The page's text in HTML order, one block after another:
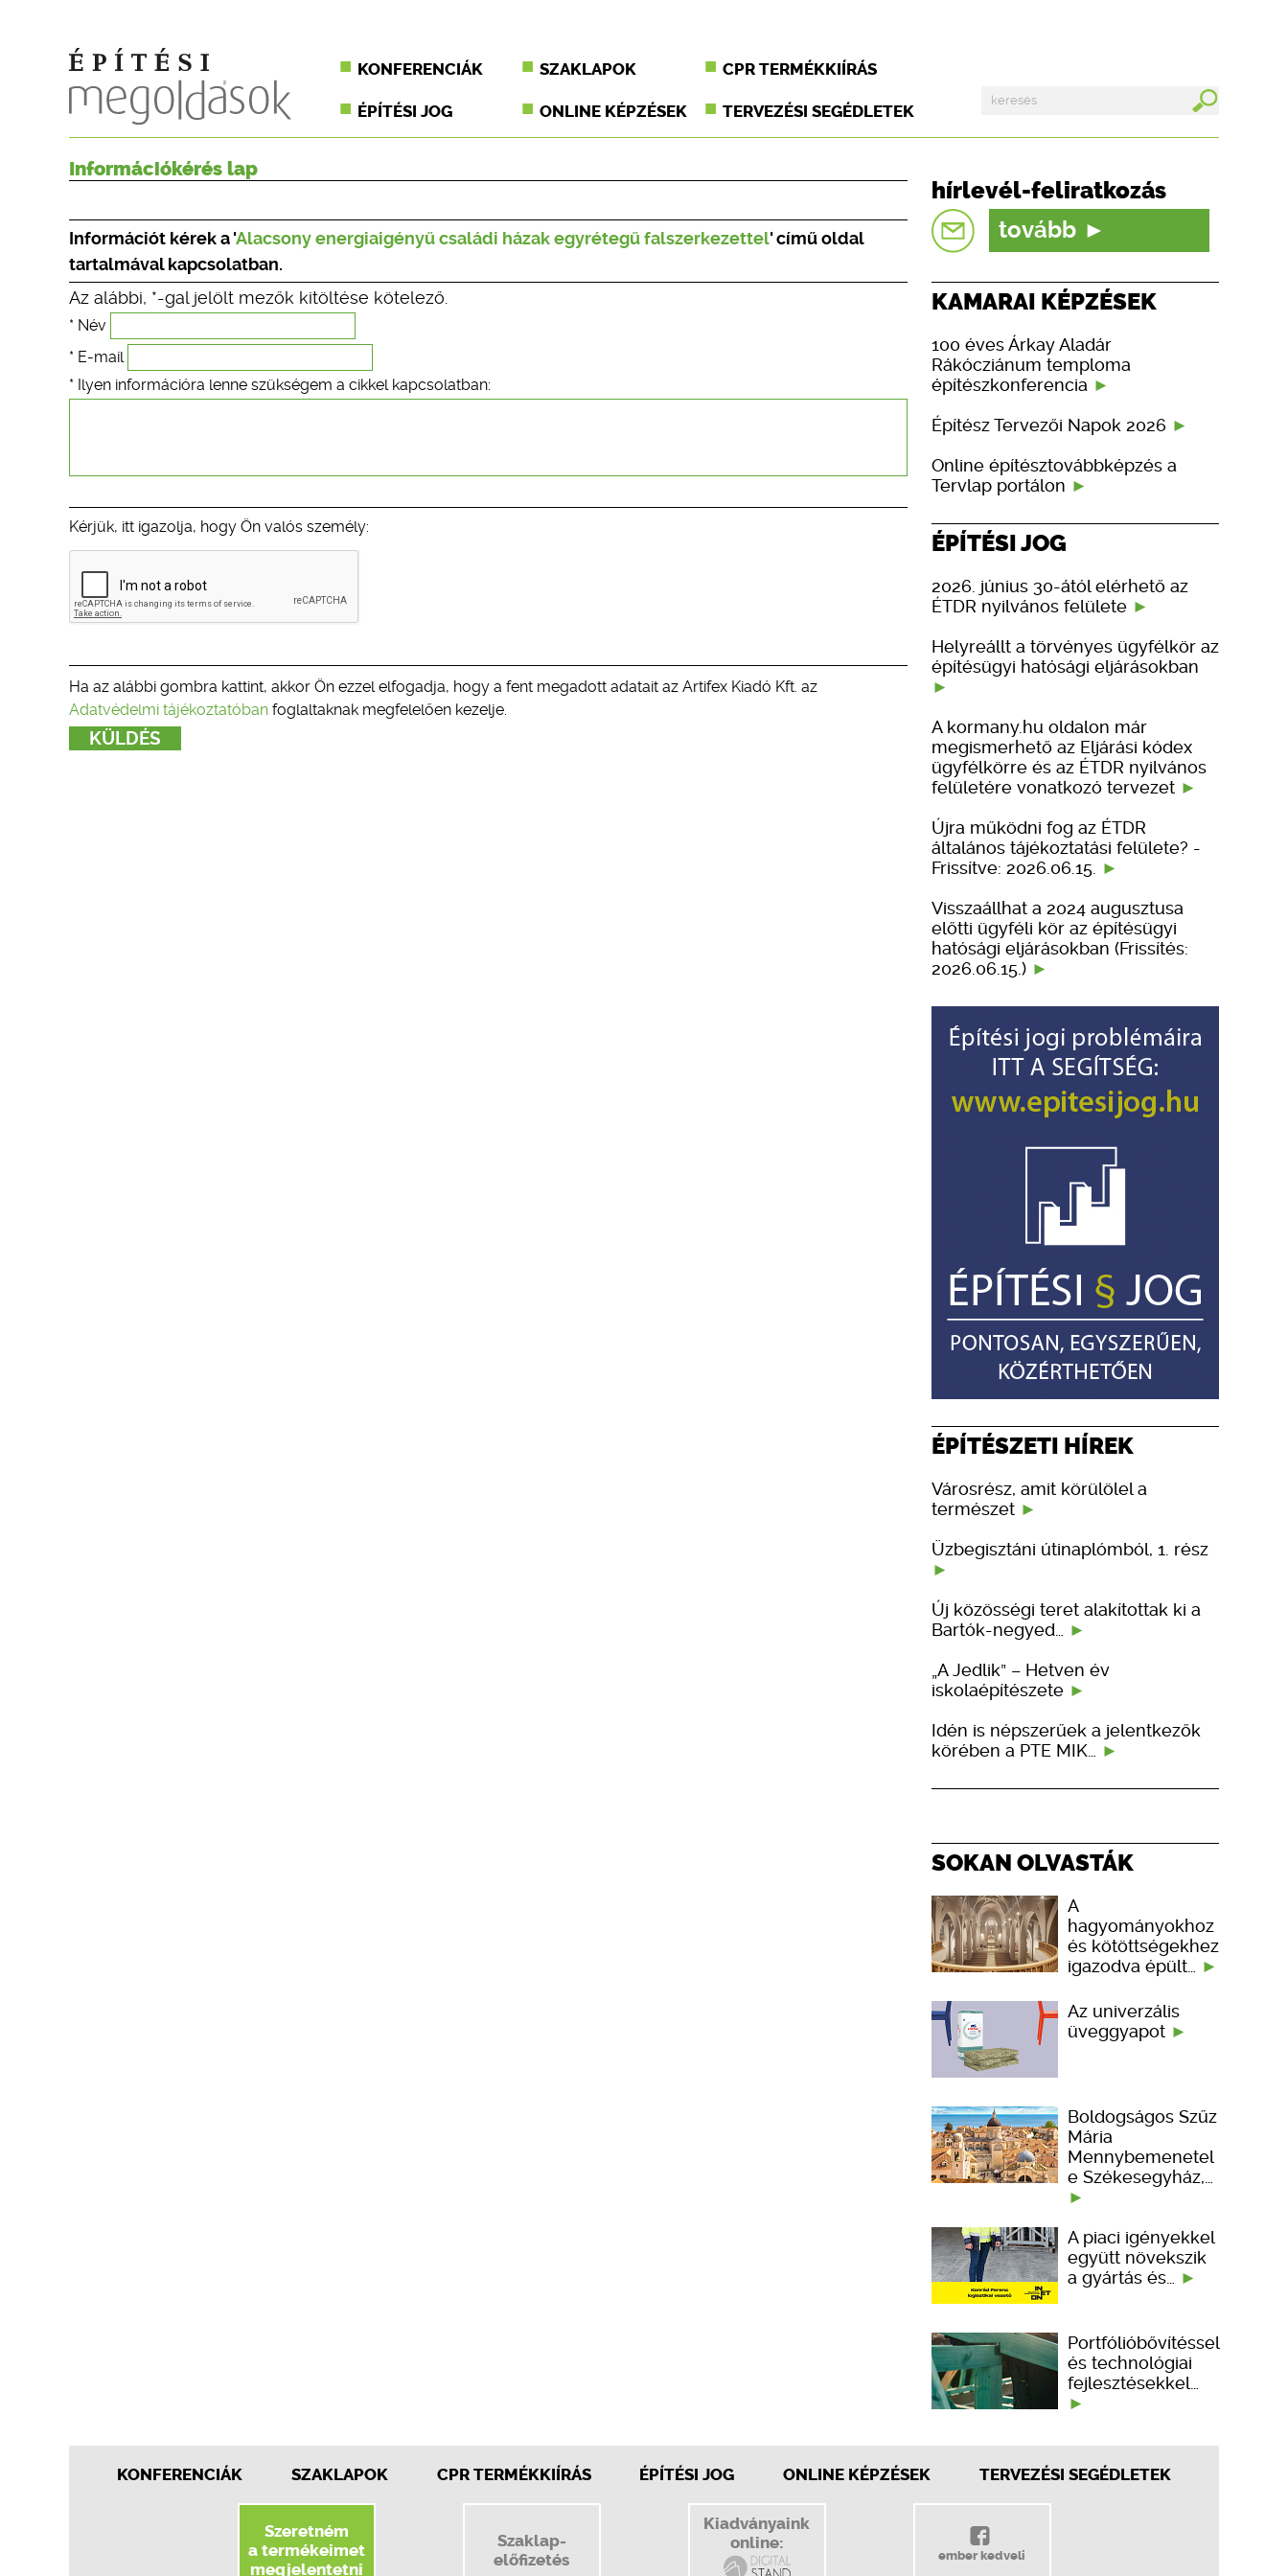
KONFERENCIÁK SZAKLAPOK CPR TERMÉKKIÍRÁS
ÉPÍTÉSI JOG ONLINE KÉPZÉSEK TERVEZÉSI SEGÉDLETEK
Információkérés lap
Információt kérek a 'Alacsony energiaigényű családi házak egyrétegű falszerkezettel' című oldal
tartalmával kapcsolatban.
Az alábbi, *-gal jelölt mezők kitöltése kötelező.
* Név
* E-mail
* Ilyen információra lenne szükségem a cikkel kapcsolatban:
Kérjük, itt igazolja, hogy Ön valós személy:
Ha az alábbi gombra kattint, akkor Ön ezzel elfogadja, hogy a fent megadott adatait az Artifex Kiadó Kft. az
Adatvédelmi tájékoztatóban foglaltaknak megfelelően kezelje.
hírlevél-feliratkozás
tovább
KAMARAI KÉPZÉSEK
100 éves Árkay Aladár
Rákócziánum temploma
építészkonferencia
Építész Tervezői Napok 2026
Online építésztovábbképzés a
Tervlap portálon
ÉPÍTÉSI JOG
2026. június 30-ától elérhető az
ÉTDR nyilvános felülete
Helyreállt a törvényes ügyfélkör az
építésügyi hatósági eljárásokban
A kormany.hu oldalon már
megismerhető az Eljárási kódex
ügyfélkörre és az ÉTDR nyilvános
felületére vonatkozó tervezet
Újra működni fog az ÉTDR
általános tájékoztatási felülete? -
Frissítve: 2026.06.15.
Visszaállhat a 2024 augusztusa
előtti ügyféli kör az építésügyi
hatósági eljárásokban (Frissítés:
2026.06.15.)
ÉPÍTÉSZETI HÍREK
Városrész, amit körülölel a
természet
Üzbegisztáni útinaplómból, 1. rész
Új közösségi teret alakítottak ki a
Bartók-negyed…
„A Jedlik” – Hetven év
iskolaépítészete
Idén is népszerűek a jelentkezők
körében a PTE MIK…
SOKAN OLVASTÁK
A
hagyományokhoz
és kötöttségekhez
igazodva épült…
Az univerzális
üveggyapot
Boldogságos Szűz
Mária
Mennybemenetel
e Székesegyház,…
A piaci igényekkel
együtt növekszik
a gyártás és…
Portfólióbővítéssel
és technológiai
fejlesztésekkel…
KONFERENCIÁK SZAKLAPOK CPR TERMÉKKIÍRÁS ÉPÍTÉSI JOG ONLINE KÉPZÉSEK TERVEZÉSI SEGÉDLETEK
Szeretném
a termékeimet
megjelentetni
Szaklap-
előfizetés
Kiadványaink
online:
ember kedveli